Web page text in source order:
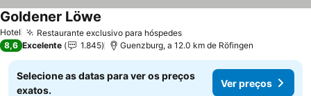
Hotel Restaurante exclusivo para hóspedes
Goldener Löwe
8,6 Excelente 1.845 Guenzburg, a 12.0 km de Röfingen
Selecione as datas para ver os preços
exatos.
Ver preços